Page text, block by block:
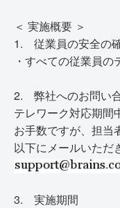
＜ 実施概要 ＞
1. 従業員の安全の
・すべての従業員
2. 弊社へのお問い
テレワーク対応期間
お手数ですが、担当
以下にメールいただ
3. 実施期間